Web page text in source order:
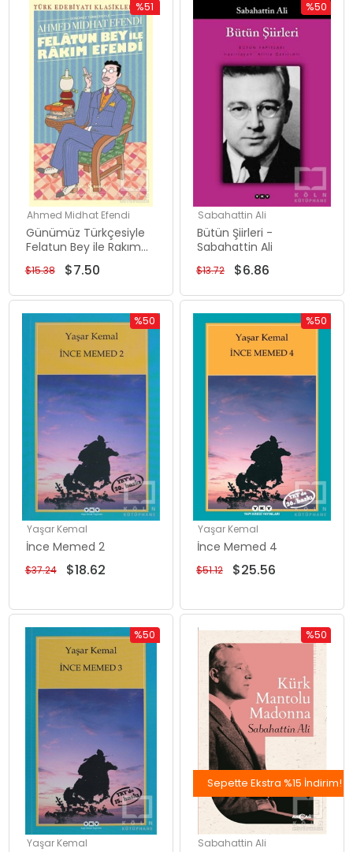
Ahmed Midhat Efendi
Günümüz Türkçesiyle
Felatun Bey ile Rakım
$7.50
$15.38
%51
İndirim
%51İndirim
Sabahattin Ali
Bütün Şiirleri -
Sabahattin Ali
$6.86
$13.72
%50
İndirim
Yaşar Kemal
İnce Memed 2
$18.62
$37.24
%50
%50İndirim
Yaşar Kemal
İnce Memed 4
$25.56
$51.12
%50
Yaşar Kemal
%50
Sabahattin Ali
%50
İndirim
Sepette Ekstra %15 İndirim!